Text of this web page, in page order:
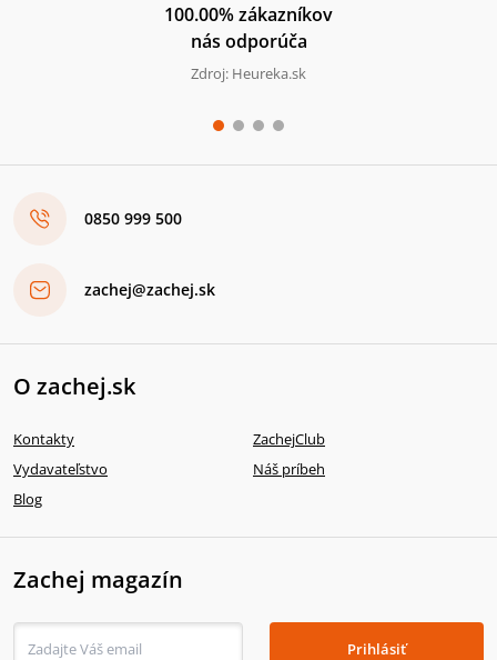
100.00% zákazníkov
nás odporúča
Zdroj: Heureka.sk
0850 999 500
zachej@zachej.sk
O zachej.sk
Kontakty
ZachejClub
Vydavateľstvo
Náš príbeh
Blog
Zachej magazín
Prihlásiť